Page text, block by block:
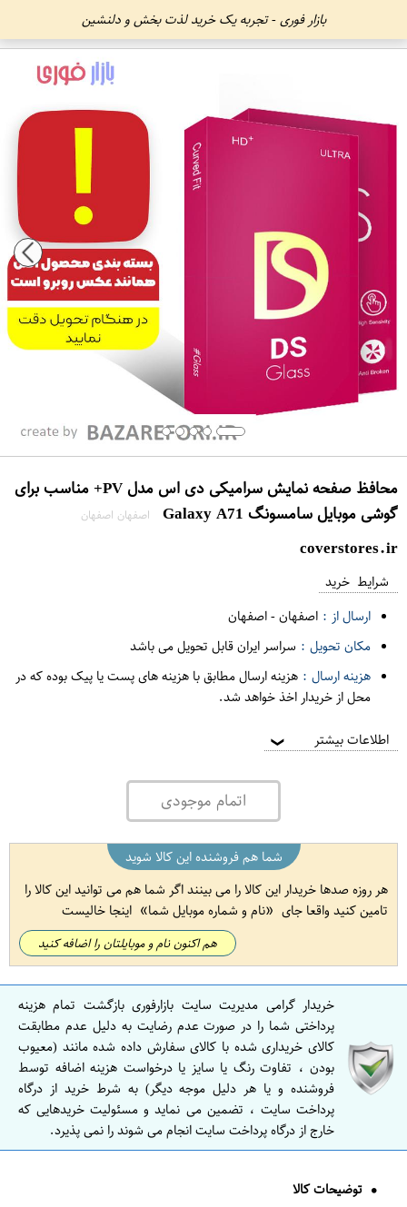
بازار فوری - تجربه یک خرید لذت بخش و دلنشین
محافظ صفحه نمایش سرامیکی دی اس مدل PV+ مناسب برای
گوشی موبایل سامسونگ Galaxy A71
اصفهان اصفهان
coverstores.ir
شرایط خرید
ارسال از : اصفهان-اصفهان
مکان تحویل : سراسر ایران قابل تحویل می باشد
هزینه ارسال : هزینه ارسال مطابق با هزینه های پست یا پیک بوده که در
محل از خریدار اخذ خواهد شد.
اطلاعات بیشتر ❯
اتمام موجودی
شما هم فروشنده این کالا شوید
هر روزه صدها خریدار این کالا را می بینند اگر شما هم می توانید این کالا را
تامین کنید واقعا جای
نام و شماره موبایل شما اینجا خالیست
هم اکنون نام و موبایلتان را اضافه کنید
خریدار گرامی مدیریت سایت بازارفوری بازگشت تمام هزینه
پرداختی شما را در صورت عدم رضایت به دلیل عدم مطابقت
کالای خریداری شده با کالای سفارش داده شده مانند (معیوب
بودن ، تفاوت رنگ یا سایز یا درخواست هزینه اضافه توسط
فروشنده و یا هر دلیل موجه دیگر) به شرط خرید از درگاه
پرداخت سایت ، تضمین می نماید و مسئولیت خریدهایی که
خارج از درگاه پرداخت سایت انجام می شوند را نمی پذیرد.
توضیحات کالا